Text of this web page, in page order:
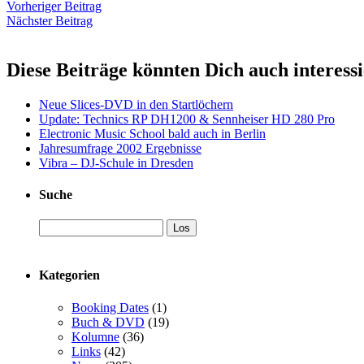
Vorheriger Beitrag
Nächster Beitrag
Diese Beiträge könnten Dich auch
Neue Slices-DVD in den Startlöchern
Update: Technics RP DH1200 & Sennheiser HD 280 Pro
Electronic Music School bald auch in Berlin
Jahresumfrage 2002 Ergebnisse
Vibra – DJ-Schule in Dresden
Suche
Kategorien
Booking Dates (1)
Buch & DVD (19)
Kolumne (36)
Links (42)